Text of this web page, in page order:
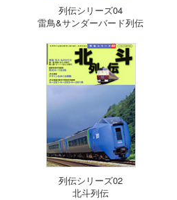
列伝シリーズ04
雷鳥&サンダーバード列伝
列伝シリーズ02
北斗列伝